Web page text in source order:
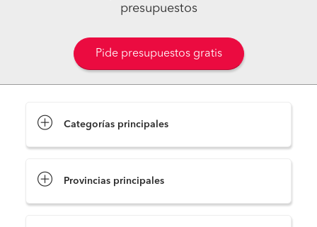
presupuestos
Pide presupuestos gratis
Categorías principales
Provincias principales